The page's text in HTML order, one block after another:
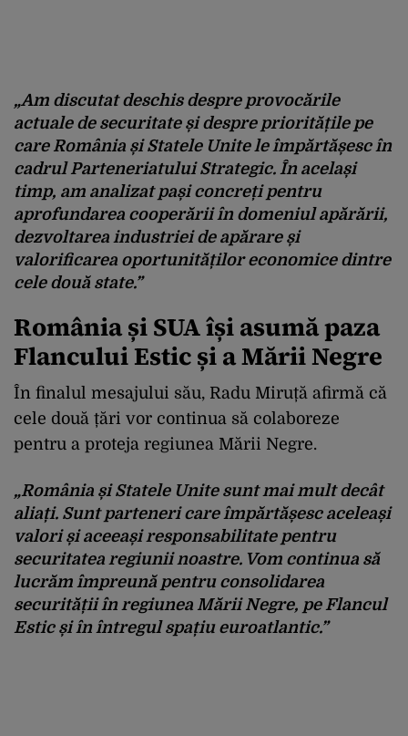
„Am discutat deschis despre provocările
actuale de securitate și despre prioritățile pe
care România și Statele Unite le împărtășesc în
cadrul Parteneriatului Strategic. În același
timp, am analizat pași concreți pentru
aprofundarea cooperării în domeniul apărării,
dezvoltarea industriei de apărare și
valorificarea oportunităților economice dintre
cele două state.”
România și SUA își asumă paza
Flancului Estic și a Mării Negre
În finalul mesajului său, Radu Miruță afirmă că
cele două țări vor continua să colaboreze
pentru a proteja regiunea Mării Negre.
„România și Statele Unite sunt mai mult decât
aliați. Sunt parteneri care împărtășesc aceleași
valori și aceeași responsabilitate pentru
securitatea regiunii noastre. Vom continua să
lucrăm împreună pentru consolidarea
securității în regiunea Mării Negre, pe Flancul
Estic și în întregul spațiu euroatlantic.”